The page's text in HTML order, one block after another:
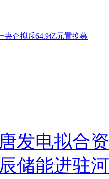
央企拟斥64.9亿元置换募
发电拟合
储能进驻